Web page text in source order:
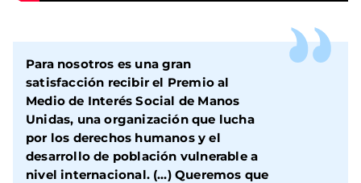
Para nosotros es una gran
satisfacción recibir el Premio al
Medio de Interés Social de Manos
Unidas, una organización que lucha
por los derechos humanos y el
desarrollo de población vulnerable a
nivel internacional. (…) Queremos que